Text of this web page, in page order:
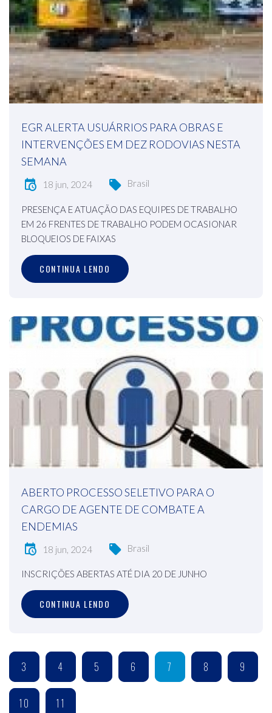
EGR ALERTA USUÁRRIOS PARA OBRAS E
INTERVENÇÕES EM DEZ RODOVIAS NESTA
SEMANA
18 jun, 2024 Brasil
PRESENÇA E ATUAÇÃO DAS EQUIPES DE TRABALHO
EM 26 FRENTES DE TRABALHO PODEM OCASIONAR
BLOQUEIOS DE FAIXAS
CONTINUA LENDO
ABERTO PROCESSO SELETIVO PARA O
CARGO DE AGENTE DE COMBATE A
ENDEMIAS
18 jun, 2024 Brasil
INSCRIÇÕES ABERTAS ATÉ DIA 20 DE JUNHO
CONTINUA LENDO
3 4 5 6 7 8 9
10 11